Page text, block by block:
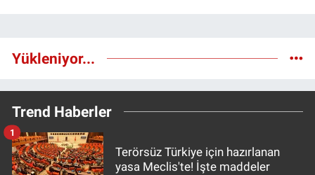
Yükleniyor...
Trend Haberler
Terörsüz Türkiye için hazırlanan
yasa Meclis'te! İşte maddeler
1